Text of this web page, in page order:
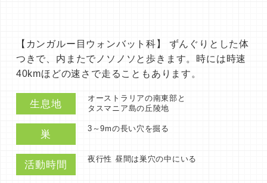
【カンガルー目ウォンバット科】 ずんぐりとした体
つきで、内またでノソノソと歩きます。時には時速
40kmほどの速さで走ることもあります。
生息地
オーストラリアの南東部と
タスマニア島の丘陵地
巣 3～9mの長い穴を掘る
活動時間 夜行性 昼間は巣穴の中にいる